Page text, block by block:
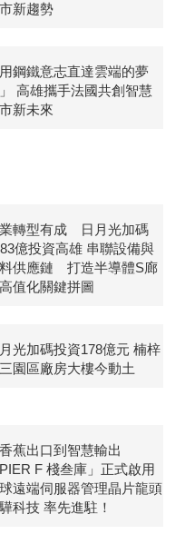
新趨勢
用鋼鐵意志直達雲端的夢
高雄攜手法國共創智慧
新未來
轉型有成 日月光加碼
億投資高雄 串聯設備與
供應鏈 打造半導體S廊
值化關鍵拼圖
光加碼投資178億元 楠梓
園區廠房大樓今動土
蕉出口到智慧輸出
PIER F 棧叁庫」正式啟用
遠端伺服器管理晶片龍頭
科技 率先進駐！